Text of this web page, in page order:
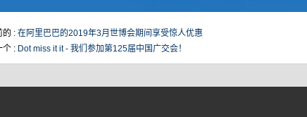
的 : 在阿里巴巴的2019年3月世博会期间享受惊人优惠
个 : Dot miss it it - 我们参加第125届中国广交会！